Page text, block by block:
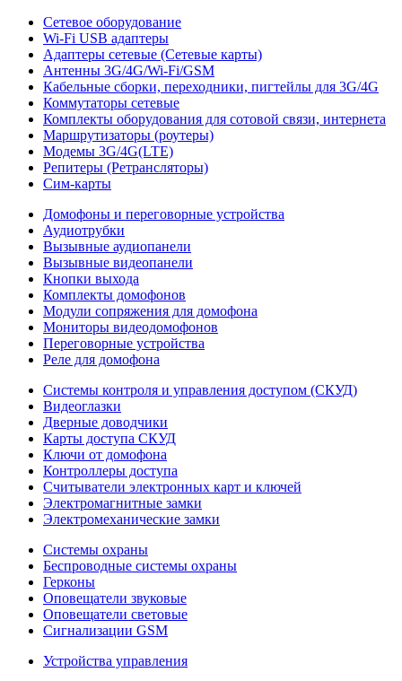
Сетевое оборудование
Wi-Fi USB адаптеры
Адаптеры сетевые (Сетевые карты)
Антенны 3G/4G/Wi-Fi/GSM
Кабельные сборки, переходники, пигтейлы для 3G/4G
Коммутаторы сетевые
Комплекты оборудования для сотовой связи, интернета
Маршрутизаторы (роутеры)
Модемы 3G/4G(LTE)
Репитеры (Ретрансляторы)
Сим-карты
Домофоны и переговорные устройства
Аудиотрубки
Вызывные аудиопанели
Вызывные видеопанели
Кнопки выхода
Комплекты домофонов
Модули сопряжения для домофона
Мониторы видеодомофонов
Переговорные устройства
Реле для домофона
Системы контроля и управления доступом (СКУД)
Видеоглазки
Дверные доводчики
Карты доступа СКУД
Ключи от домофона
Контроллеры доступа
Считыватели электронных карт и ключей
Электромагнитные замки
Электромеханические замки
Системы охраны
Беспроводные системы охраны
Герконы
Оповещатели звуковые
Оповещатели световые
Сигнализации GSM
Устройства управления